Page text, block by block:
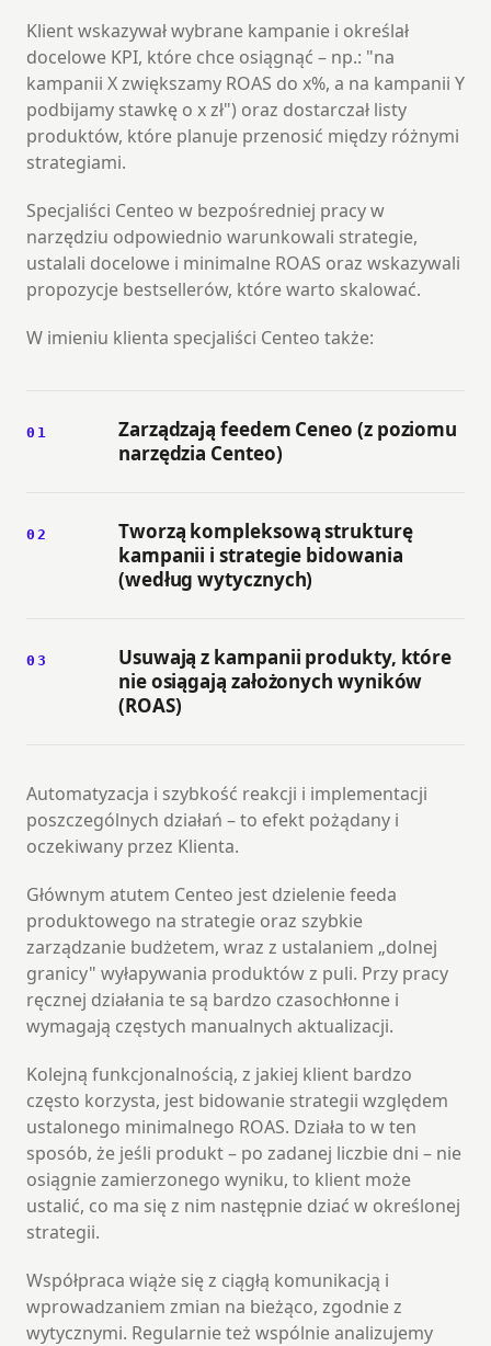
Klient wskazywał wybrane kampanie i określał
docelowe KPI, które chce osiągnąć – np.: "na
kampanii X zwiększamy ROAS do x%, a na kampanii Y
podbijamy stawkę o x zł") oraz dostarczał listy
produktów, które planuje przenosić między różnymi
strategiami.
Specjaliści Centeo w bezpośredniej pracy w
narzędziu odpowiednio warunkowali strategie,
ustalali docelowe i minimalne ROAS oraz wskazywali
propozycje bestsellerów, które warto skalować.
W imieniu klienta specjaliści Centeo także:
01
Zarządzają feedem Ceneo (z poziomu
narzędzia Centeo)
02
Tworzą kompleksową strukturę
kampanii i strategie bidowania
(według wytycznych)
03
Usuwają z kampanii produkty, które
nie osiągają założonych wyników
(ROAS)
Automatyzacja i szybkość reakcji i implementacji
poszczególnych działań – to efekt pożądany i
oczekiwany przez Klienta.
Głównym atutem Centeo jest dzielenie feeda
produktowego na strategie oraz szybkie
zarządzanie budżetem, wraz z ustalaniem „dolnej
granicy" wyłapywania produktów z puli. Przy pracy
ręcznej działania te są bardzo czasochłonne i
wymagają częstych manualnych aktualizacji.
Kolejną funkcjonalnością, z jakiej klient bardzo
często korzysta, jest bidowanie strategii względem
ustalonego minimalnego ROAS. Działa to w ten
sposób, że jeśli produkt – po zadanej liczbie dni – nie
osiągnie zamierzonego wyniku, to klient może
ustalić, co ma się z nim następnie dziać w określonej
strategii.
Współpraca wiąże się z ciągłą komunikacją i
wprowadzaniem zmian na bieżąco, zgodnie z
wytycznymi. Regularnie też wspólnie analizujemy